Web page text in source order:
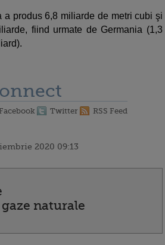
a produs 6,8 miliarde de metri cubi şi
fiind urmate de Germania (1,3
Twitter RSS Feed
2020 09:13
naturale